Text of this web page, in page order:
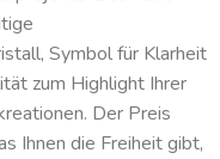
Symbol für Klarheit
zum Highlight Ihrer
Der Preis
Ihnen die Freiheit gibt,